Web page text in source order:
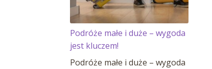
Podróże małe i duże – wygoda
jest kluczem!
Podróże małe i duże – wygoda